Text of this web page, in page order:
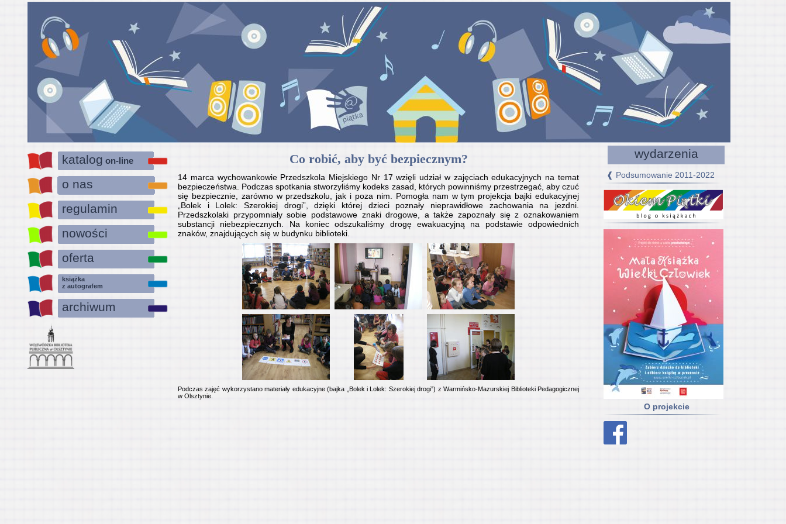
katalog on-line
o nas
regulamin
nowości
oferta
książka
z autografem
archiwum
Co robić, aby być bezpiecznym?
14 marca wychowankowie Przedszkola Miejskiego Nr 17 wzięli udział w zajęciach edukacyjnych na temat
bezpieczeństwa. Podczas spotkania stworzyliśmy kodeks zasad, których powinniśmy przestrzegać, aby czuć
się bezpiecznie, zarówno w przedszkolu, jak i poza nim. Pomogła nam w tym projekcja bajki edukacyjnej
„Bolek i Lolek: Szerokiej drogi”, dzięki której dzieci poznały nieprawidłowe zachowania na jezdni.
Przedszkolaki przypomniały sobie podstawowe znaki drogowe, a także zapoznały się z oznakowaniem
substancji niebezpiecznych. Na koniec odszukaliśmy drogę ewakuacyjną na podstawie odpowiednich
znaków, znajdujących się w budynku biblioteki.
Podczas zajęć wykorzystano materiały edukacyjne (bajka „Bolek i Lolek: Szerokiej drogi”) z Warmińsko-Mazurskiej Biblioteki Pedagogicznej
w Olsztynie.
wydarzenia
❰ Podsumowanie 2011-2022
O projekcie